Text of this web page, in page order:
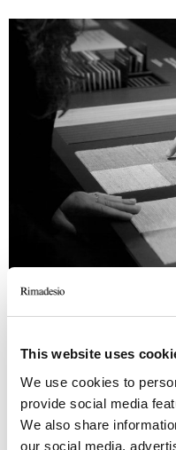
This website uses
We use cookies to
provide social media
We also share
our social media,